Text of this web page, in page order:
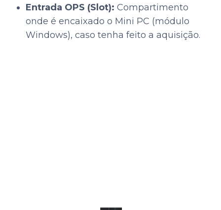
Entrada OPS (Slot): Compartimento
onde é encaixado o Mini PC (módulo
Windows), caso tenha feito a aquisição.